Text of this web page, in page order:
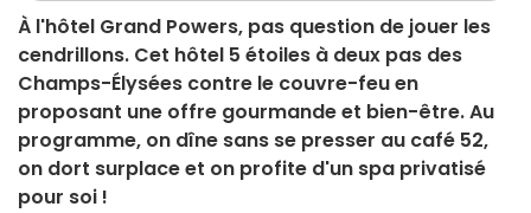
À l'hôtel Grand Powers, pas question de jouer les
cendrillons. Cet hôtel 5 étoiles à deux pas des
Champs-Élysées contre le couvre-feu en
proposant une offre gourmande et bien-être. Au
programme, on dîne sans se presser au café 52,
on dort surplace et on profite d'un spa privatisé
pour soi !